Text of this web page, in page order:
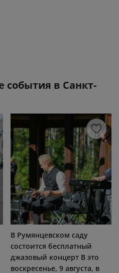
события в Санкт-
В Румянцевском саду
состоится бесплатный
джазовый концерт В это
воскресенье, 9 августа, в